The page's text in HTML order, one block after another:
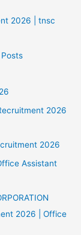
2026 | tnsc
2026
2026
Assistant
2026 | Office